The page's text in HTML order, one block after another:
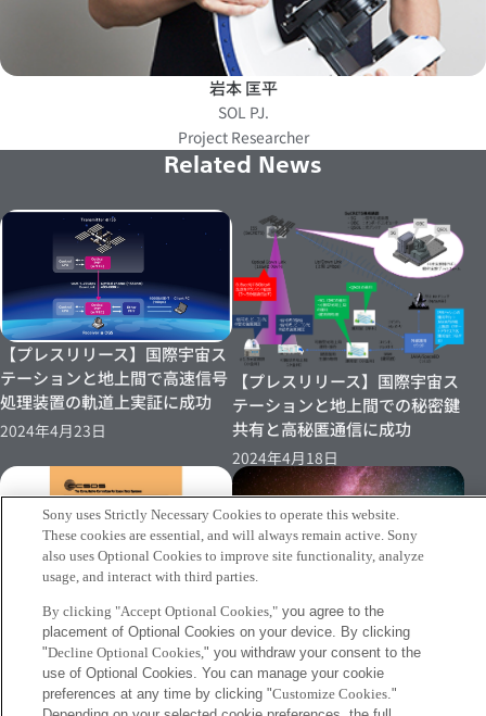
岩本 匡平
SOL PJ.
Project Researcher
Related News
【プレスリリース】国際宇宙ス
テーションと地上間で高速信号
処理装置の軌道上実証に成功
2024年4月23日
【プレスリリース】国際宇宙ス
テーションと地上間での秘密鍵
共有と高秘匿通信に成功
2024年4月18日
[INFO]自由空間光イーサネット
通信用誤り訂正技術
[11/30 イベント]SPACE meets
DEEPTECH
2023年11月28日
Sony uses Strictly Necessary Cookies to operate this website.
These cookies are essential, and will always remain active. Sony
also uses Optional Cookies to improve site functionality, analyze
usage, and interact with third parties.
By clicking "Accept Optional Cookies,"you agree to the
placement of Optional Cookies on your device. By clicking
"Decline Optional Cookies," you withdraw your consent to the
use of Optional Cookies. You can manage your cookie
preferences at any time by clicking "Customize Cookies."